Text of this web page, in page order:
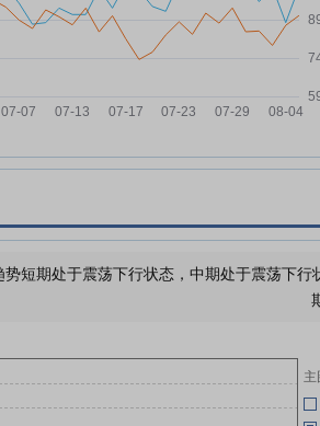
！A股“股王”罕见20CM
续走高，东晶电子直线
月4日盘中涨停
更多
07-24
07-24
势短期处于震荡下行状态，中期处于震荡下
主